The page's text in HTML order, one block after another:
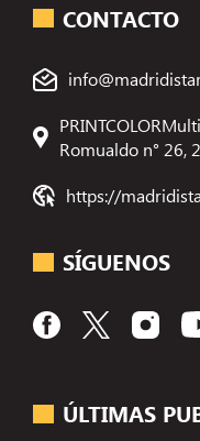
ÚLTIMAS
CONTACTO
Romualdo n° 26,
https://
SÍGUENOS